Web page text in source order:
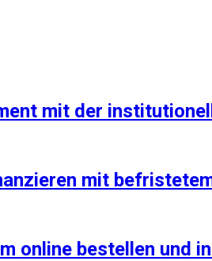
mit der
mit
online bestellen und